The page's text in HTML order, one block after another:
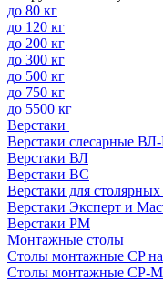
до 80 кг
до 120 кг
до 200 кг
до 300 кг
до 500 кг
до 750 кг
до 5500 кг
Верстаки
Верстаки слесарные
Верстаки ВЛ
Верстаки ВС
Верстаки для
Верстаки Эксперт и
Верстаки РМ
Монтажные столы
Столы монтажные СP
Столы монтажные СР-М